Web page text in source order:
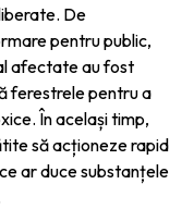
De
pentru public,
afectate au fost
ferestrele pentru a
În același timp,
să acționeze rapid
ar duce substanțele